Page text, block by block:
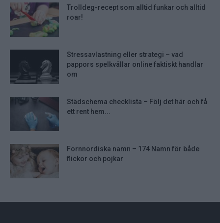
Trolldeg-recept som alltid funkar och alltid
roar!
Stressavlastning eller strategi – vad
pappors spelkvällar online faktiskt handlar
om
Städschema checklista – Följ det här och få
ett rent hem...
Fornnordiska namn – 174 Namn för både
flickor och pojkar